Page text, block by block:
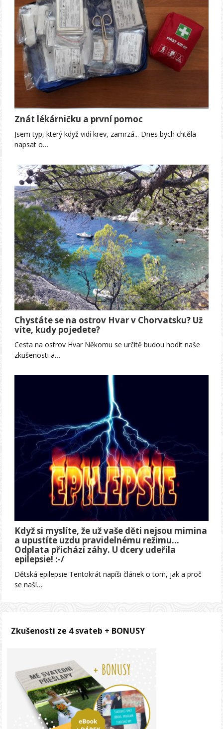
Znát lékárničku a první pomoc
Jsem typ, který když vidí krev, zamrzá... Dnes bych chtěla
napsat o…
Chystáte se na ostrov Hvar v Chorvatsku? Už
víte, kudy pojedete?
Cesta na ostrov Hvar Někomu se určitě budou hodit naše
zkušenosti a…
Když si myslíte, že už vaše děti nejsou mimina
a upustíte uzdu pravidelnému režimu…
Odplata přichází záhy. U dcery udeřila
epilepsie! :-/
Dětská epilepsie Tentokrát napíši článek o tom, jak a proč
se naší…
Zkušenosti ze 4 svateb + BONUSY